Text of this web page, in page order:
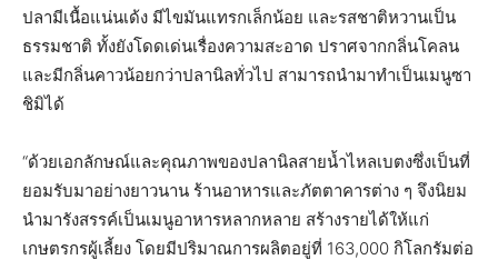
ปลามีเนื้อแน่นเด้ง มีไขมันแทรกเล็กน้อย และรสชาติหวานเป็น
ธรรมชาติ ทั้งยังโดดเด่นเรื่องความสะอาด ปราศจากกลิ่นโคลน
และมีกลิ่นคาวน้อยกว่าปลานิลทั่วไป สามารถนำมาทำเป็นเมนูซา
ชิมิได้
“ด้วยเอกลักษณ์และคุณภาพของปลานิลสายน้ำไหลเบตงซึ่งเป็นที่
ยอมรับมาอย่างยาวนาน ร้านอาหารและภัตตาคารต่าง ๆ จึงนิยม
นำมารังสรรค์เป็นเมนูอาหารหลากหลาย สร้างรายได้ให้แก่
เกษตรกรผู้เลี้ยง โดยมีปริมาณการผลิตอยู่ที่ 163,000 กิโลกรัมต่อ